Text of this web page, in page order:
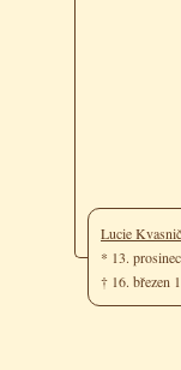
Lucie
* 13.
† 16. březen